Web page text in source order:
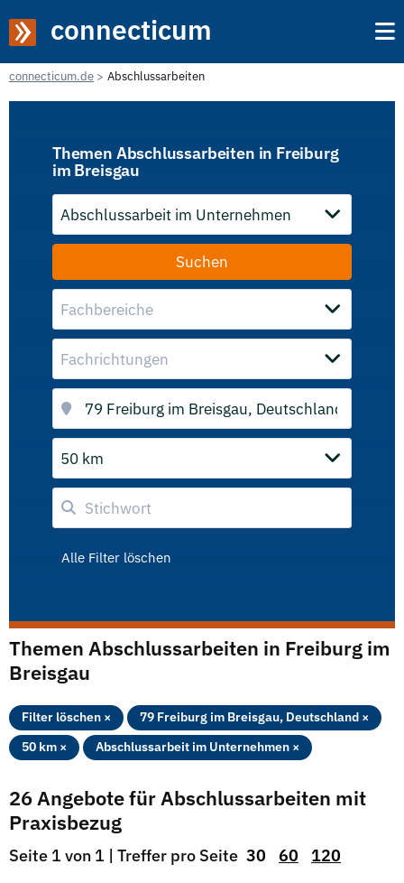
connecticum
connecticum.de Abschlussarbeiten
Themen Abschlussarbeiten in Freiburg
im Breisgau
Abschlussarbeit im Unternehmen
Fachbereiche
Fachrichtungen
50 km
Alle Filter löschen
Themen Abschlussarbeiten in Freiburg im
Breisgau
Filter löschen ×
79 Freiburg im Breisgau, Deutschland ×
50 km ×
Abschlussarbeit im Unternehmen ×
26 Angebote für Abschlussarbeiten mit
Praxisbezug
Seite 1 von 1 | Treffer pro Seite 30 60 120